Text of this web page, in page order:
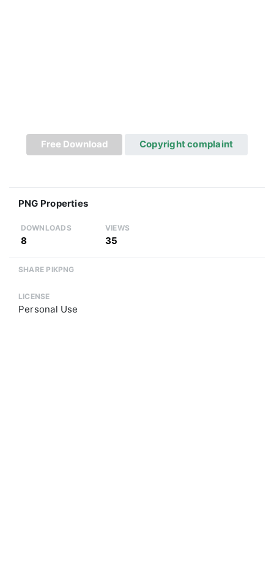
Free Download Copyright complaint
PNG Properties
DOWNLOADS
8
VIEWS
35
SHARE PIKPNG
LICENSE
Personal Use